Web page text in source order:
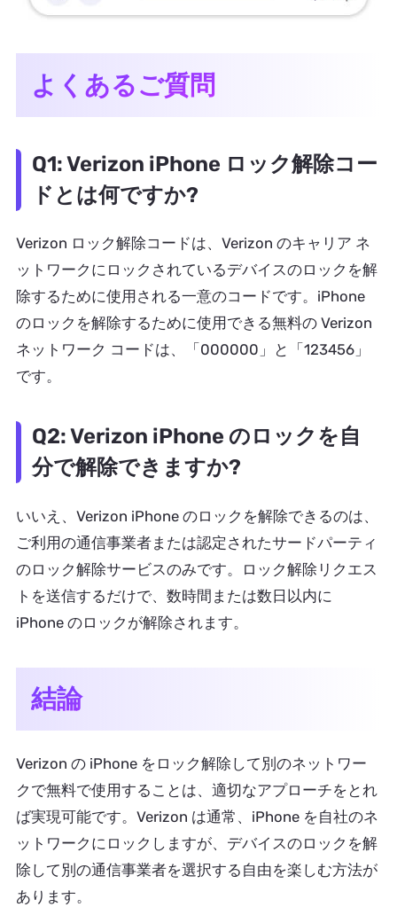
よくあるご質問
Q1: Verizon iPhone ロック解除コー
ドとは何ですか?
Verizon ロック解除コードは、Verizon のキャリア ネ
ットワークにロックされているデバイスのロックを解
除するために使用される一意のコードです。iPhone
のロックを解除するために使用できる無料の Verizon
ネットワーク コードは、「000000」と「123456」
です。
Q2: Verizon iPhone のロックを自
分で解除できますか?
いいえ、Verizon iPhone のロックを解除できるのは、
ご利用の通信事業者または認定されたサードパーティ
のロック解除サービスのみです。ロック解除リクエス
トを送信するだけで、数時間または数日以内に
iPhone のロックが解除されます。
結論
Verizon の iPhone をロック解除して別のネットワー
クで無料で使用することは、適切なアプローチをとれ
ば実現可能です。Verizon は通常、iPhone を自社のネ
ットワークにロックしますが、デバイスのロックを解
除して別の通信事業者を選択する自由を楽しむ方法が
あります。